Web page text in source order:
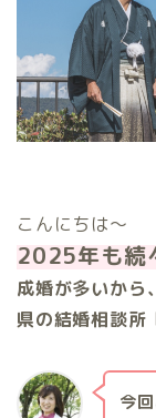
こんにちは〜
2025年も続
成婚が多いから
県の結婚相談所
今